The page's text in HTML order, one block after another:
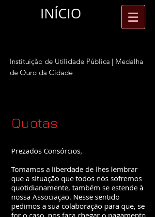
INÍCIO
Instituição de Utilidade Pública | Medalha
de Ouro da Cidade
Quotas
Prezados Consórcios,
Tomamos a liberdade de lhes lembrar
que a situação que todos nós sofremos
quotidianamente, também se estende à
nossa Associação. Nesse sentido
pedimos a sua colaboração para que, se
for o caso, nos faça chegar o pagamento